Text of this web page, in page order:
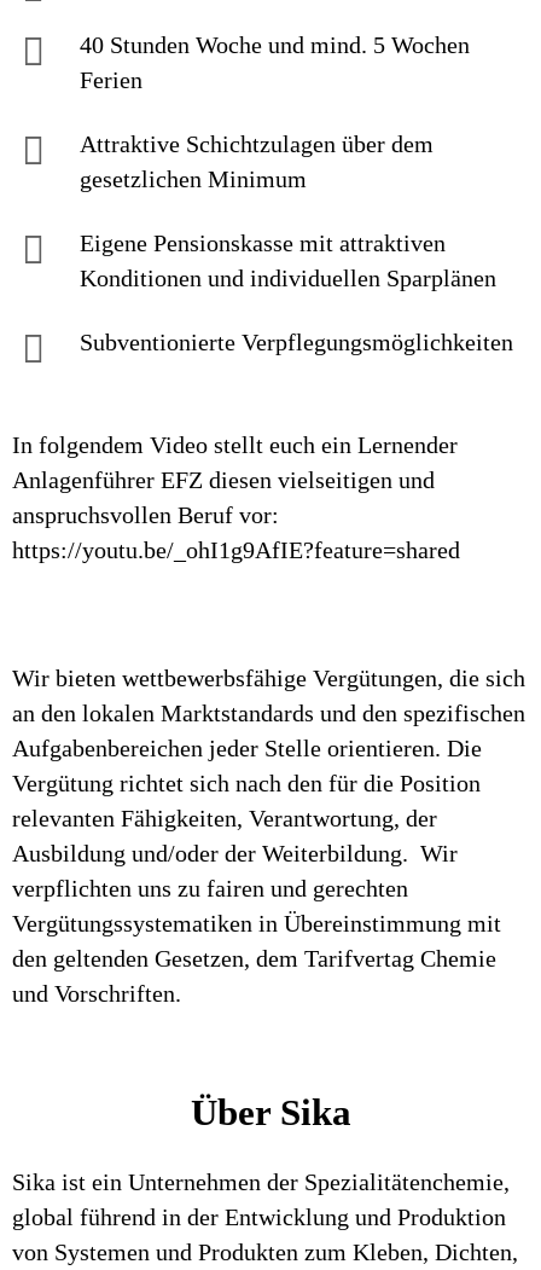
40 Stunden Woche und mind. 5 Wochen
Ferien
Attraktive Schichtzulagen über dem
gesetzlichen Minimum
Eigene Pensionskasse mit attraktiven
Konditionen und individuellen Sparplänen
Subventionierte Verpflegungsmöglichkeiten
In folgendem Video stellt euch ein Lernender
Anlagenführer EFZ diesen vielseitigen und
anspruchsvollen Beruf vor:
https://youtu.be/_ohI1g9AfIE?feature=shared
Wir bieten wettbewerbsfähige Vergütungen, die sich
an den lokalen Marktstandards und den spezifischen
Aufgabenbereichen jeder Stelle orientieren. Die
Vergütung richtet sich nach den für die Position
relevanten Fähigkeiten, Verantwortung, der
Ausbildung und/oder der Weiterbildung. Wir
verpflichten uns zu fairen und gerechten
Vergütungssystematiken in Übereinstimmung mit
den geltenden Gesetzen, dem Tarifvertag Chemie
und Vorschriften.
Über Sika
Sika ist ein Unternehmen der Spezialitätenchemie,
global führend in der Entwicklung und Produktion
von Systemen und Produkten zum Kleben, Dichten,